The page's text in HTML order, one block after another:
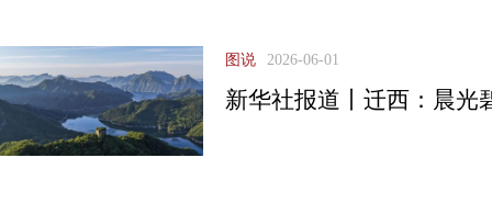
图说 2026-06-01
新华社报道丨迁西：晨光